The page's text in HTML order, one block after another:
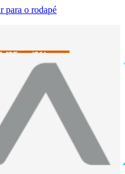
para o rodapé
• (31)
2747